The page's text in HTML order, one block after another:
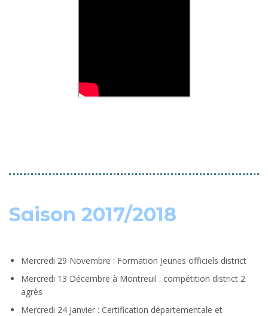
Saison 2017/2018
Mercredi 29 Novembre : Formation Jeunes officiels district
Mercredi 13 Décembre à Montreuil : compétition district 2
agrès
Mercredi 24 Janvier : Certification départementale et